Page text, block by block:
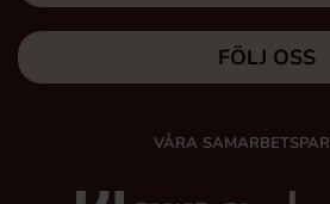
FÖLJ OSS
VÅRA